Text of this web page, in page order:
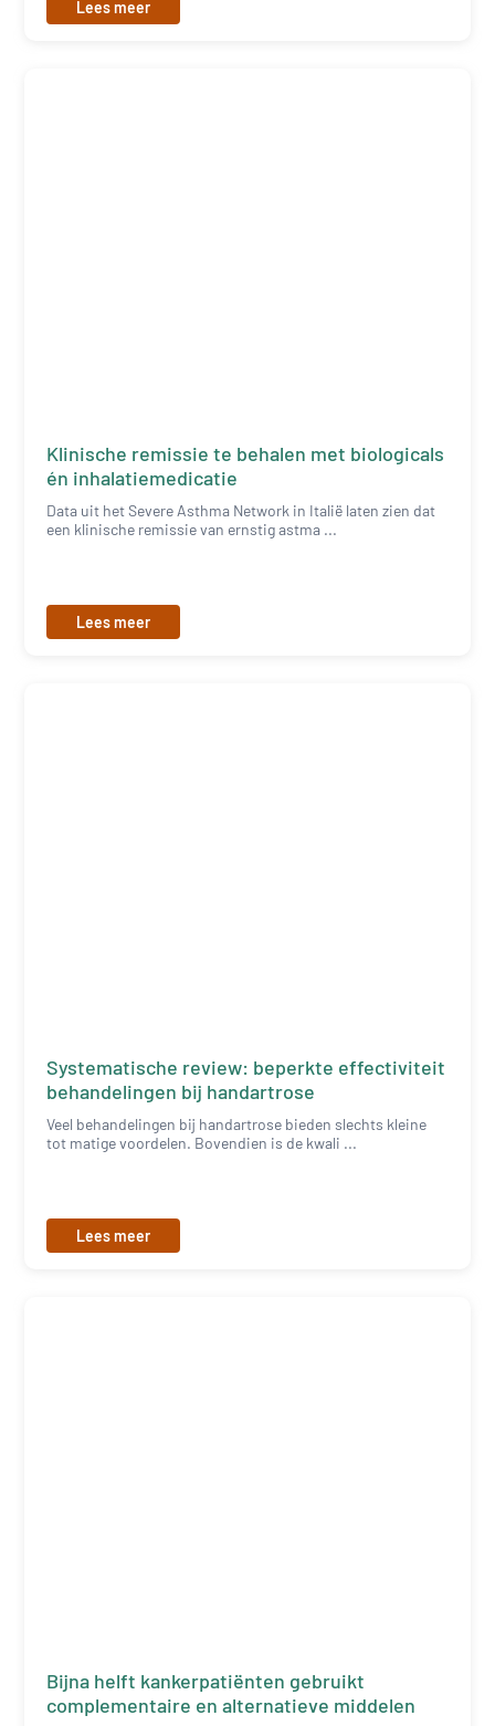
Lees meer
Klinische remissie te behalen met biologicals
én inhalatiemedicatie
Data uit het Severe Asthma Network in Italië laten zien dat
een klinische remissie van ernstig astma ...
Lees meer
Systematische review: beperkte effectiviteit
behandelingen bij handartrose
Veel behandelingen bij handartrose bieden slechts kleine
tot matige voordelen. Bovendien is de kwali ...
Lees meer
Bijna helft kankerpatiënten gebruikt
complementaire en alternatieve middelen